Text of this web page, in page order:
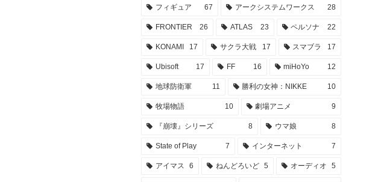
フィギュア 67 アークシステムワークス 28
FRONTIER 26 ATLAS 23 ペルソナ 22
KONAMI 17 サクラ大戦 17 スマブラ 17
Ubisoft 17 FF 16 miHoYo 12
地球防衛軍 11 勝利の女神：NIKKE 10
牧場物語 10 劇場アニメ 9
『崩壊』シリーズ 8 ウマ娘 8
State of Play 7 インターネット 7
アイマス 6 ねんどろいど 5 オーディオ 5